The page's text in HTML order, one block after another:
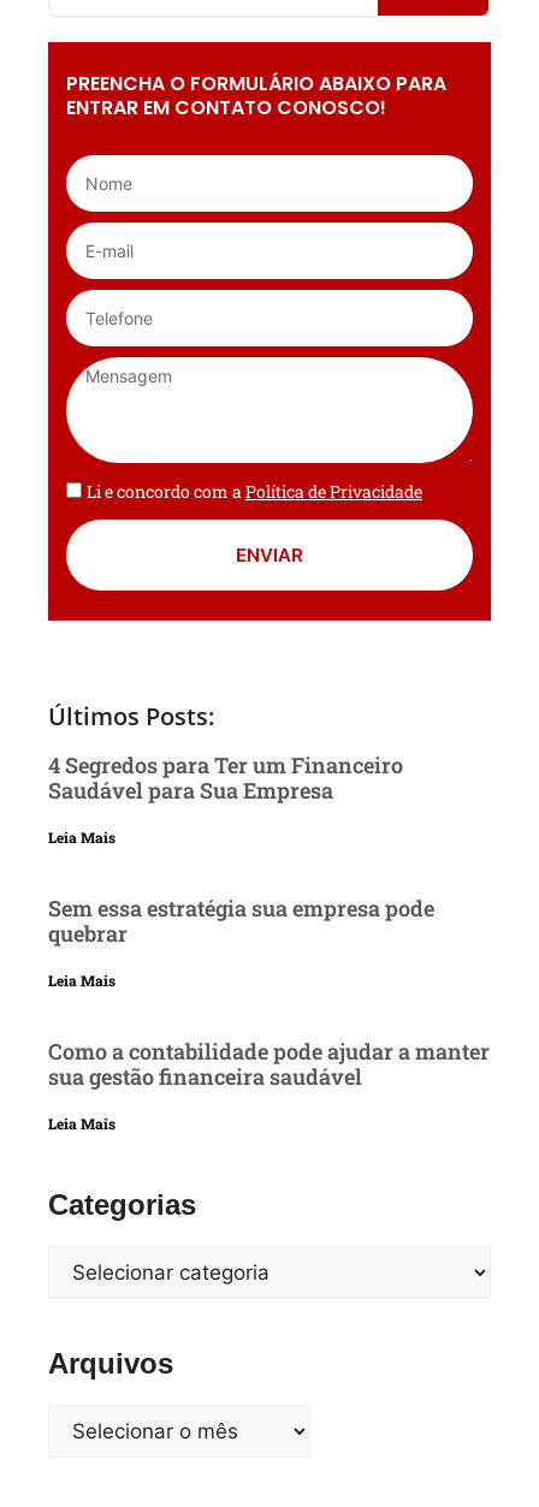
PREENCHA O FORMULÁRIO ABAIXO PARA
ENTRAR EM CONTATO CONOSCO!
Li e concordo com aPolítica de Privacidade
ENVIAR
Últimos Posts:
4 Segredos para Ter um Financeiro
Saudável para Sua Empresa
Leia Mais
Sem essa estratégia sua empresa pode
quebrar
Leia Mais
Como a contabilidade pode ajudar a manter
sua gestão financeira saudável
Leia Mais
Categorias
Arquivos